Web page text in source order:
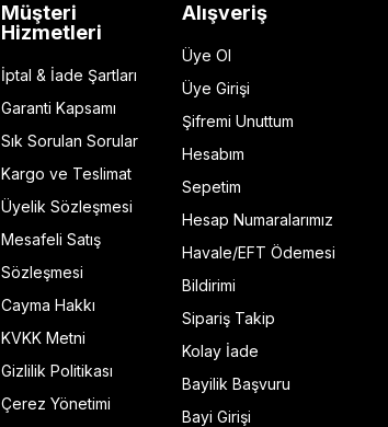
Müşteri
Hizmetleri
İptal & İade Şartları
Garanti Kapsamı
Sık Sorulan Sorular
Kargo ve Teslimat
Üyelik Sözleşmesi
Mesafeli Satış
Sözleşmesi
Cayma Hakkı
KVKK Metni
Gizlilik Politikası
Çerez Yönetimi
Alışveriş
Üye Ol
Üye Girişi
Şifremi Unuttum
Hesabım
Sepetim
Hesap Numaralarımız
Havale/EFT Ödemesi
Bildirimi
Sipariş Takip
Kolay İade
Bayilik Başvuru
Bayi Girişi